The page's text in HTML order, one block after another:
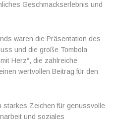
Geschmackserlebnis und
waren die Präsentation des
und die große Tombola
Herz“, die zahlreiche
wertvollen Beitrag für den
starkes Zeichen für genussvolle
und soziales